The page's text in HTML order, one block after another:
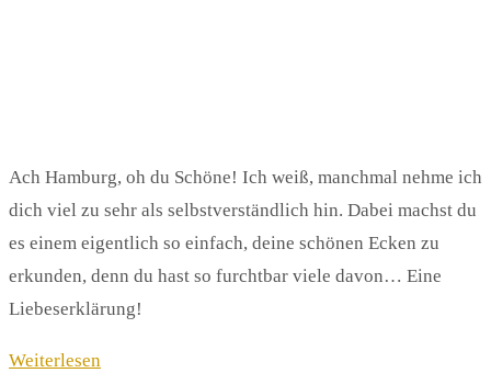
Ach Hamburg, oh du Schöne! Ich weiß, manchmal nehme ich
dich viel zu sehr als selbstverständlich hin. Dabei machst du
es einem eigentlich so einfach, deine schönen Ecken zu
erkunden, denn du hast so furchtbar viele davon… Eine
Liebeserklärung!
Weiterlesen